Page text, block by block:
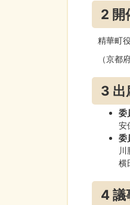
2 開
精華町
（京都
3 出
委
安
委
川
横
4 議